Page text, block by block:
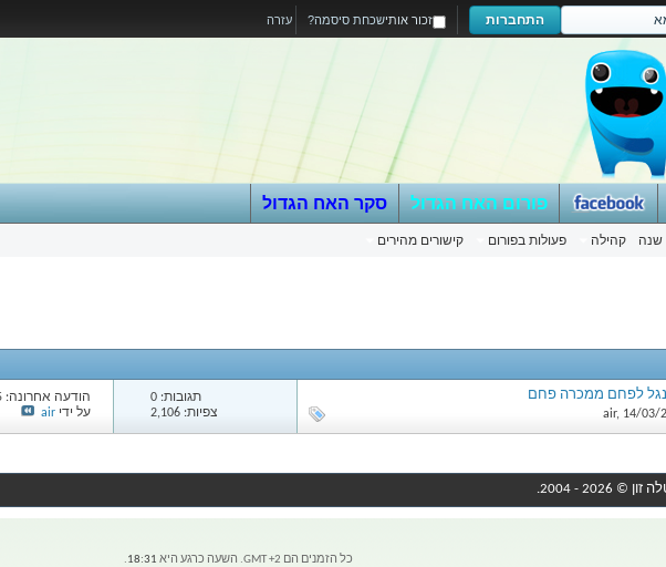
עזרה התחברות זכור אותישכחת סיסמה?
שנה קהילה פעולות בפורום קישורים מהירים
פורום האח הגדול סקר האח הגדול
לפחם ממכרה פחם
air, 14/03/
תגובות: 0
צפיות: 2,106
הודעה אחרונה: 14/03/25
על ידיair
זון © 2026 - 2004.
כל הזמנים הם GMT +2. השעה כרגע היא 18:31
.